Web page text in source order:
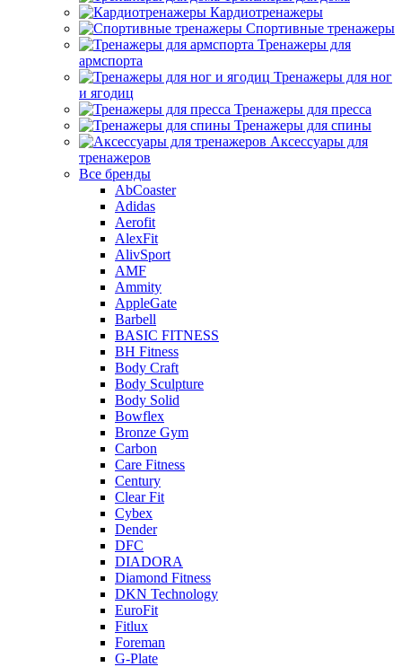
Кардиотренажеры
Спортивные тренажеры
Тренажеры для
армспорта
Тренажеры для ног
и ягодиц
Тренажеры для пресса
Тренажеры для спины
Аксессуары для
тренажеров
Все бренды
AbCoaster
Adidas
Aerofit
AlexFit
AlivSport
AMF
Ammity
AppleGate
Barbell
BASIC FITNESS
BH Fitness
Body Craft
Body Sculpture
Body Solid
Bowflex
Bronze Gym
Carbon
Care Fitness
Century
Clear Fit
Cybex
Dender
DFC
DIADORA
Diamond Fitness
DKN Technology
EuroFit
Fitlux
Foreman
G-Plate